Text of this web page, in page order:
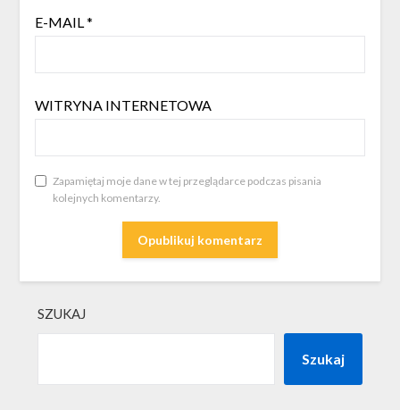
E-MAIL *
WITRYNA INTERNETOWA
Zapamiętaj moje dane w tej przeglądarce podczas pisania
kolejnych komentarzy.
SZUKAJ
Szukaj